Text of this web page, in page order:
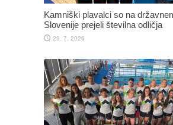
Kamniški plavalci so na
Slovenije prejeli številna odličja
29. 7. 2026